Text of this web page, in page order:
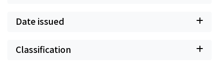
Date issued
Classification